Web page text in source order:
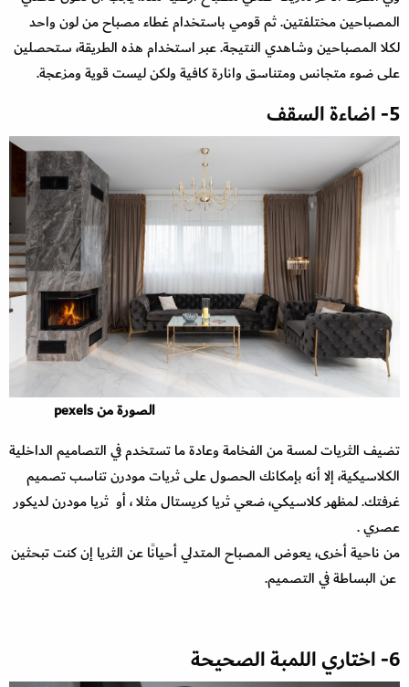
المصباحين مختلفتين. ثم قومي باستخدام غطاء مصباح من لون واحد
لكلا المصباحين وشاهدي النتيجة. عبر استخدام هذه الطريقة، ستحصلين
على ضوء متجانس ومتناسق وانارة كافية ولكن ليست قوية ومزعجة.
5- اضاءة السقف
الصورة من pexels
تضيف الثريات لمسة من الفخامة وعادة ما تستخدم في التصاميم الداخلية
الكلاسيكية، إلا أنه بإمكانك الحصول على ثريات مودرن تناسب تصميم
غرفتك. لمظهر كلاسيكي، ضعي ثريا كريستال مثلا ، أو ثريا مودرن لديكور
عصري .
من ناحية أخرى، يعوض المصباح المتدلي أحيانًا عن الثريا إن كنت تبحثين
عن البساطة في التصميم.
6- اختاري اللمبة الصحيحة